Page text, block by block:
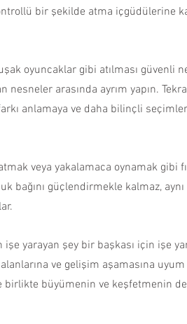
bir şekilde atma içgüdülerine
oyuncaklar gibi atılması güvenli
nesneler arasında ayrım yapın.
anlamaya ve daha bilinçli
veya yakalamaca oynamak gibi
bağını güçlendirmekle kalmaz, aynı
yarayan şey bir başkası için işe
ve gelişim aşamasına uyum
birlikte büyümenin ve keşfetmenin